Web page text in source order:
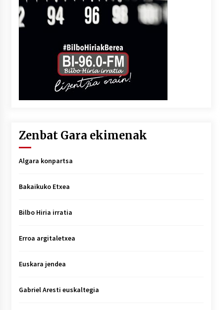
Zenbat Gara ekimenak
Algara konpartsa
Bakaikuko Etxea
Bilbo Hiria irratia
Erroa argitaletxea
Euskara jendea
Gabriel Aresti euskaltegia